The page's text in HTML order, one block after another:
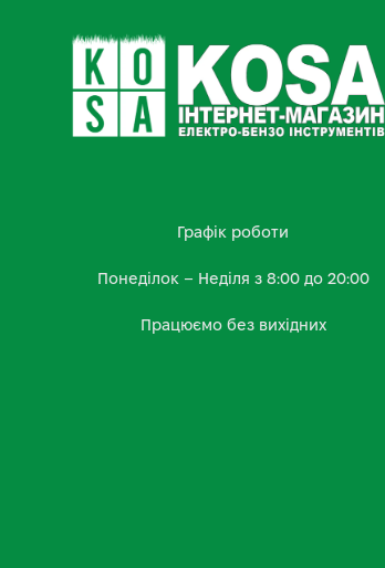
Графік роботи
Понеділок – Неділя з 8:00 до 20:00
Працюємо без вихідних